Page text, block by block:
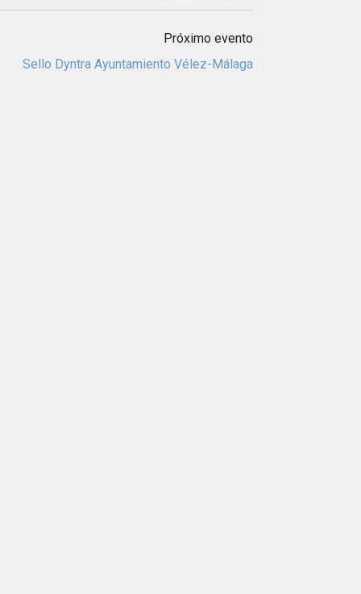
Próximo evento
Sello Dyntra Ayuntamiento Vélez-Málaga